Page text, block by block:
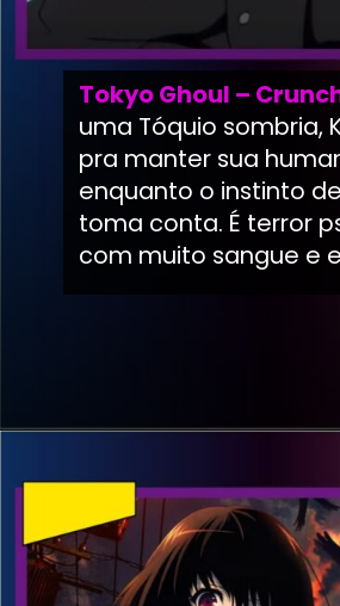
Tokyo Ghoul –
uma Tóquio sombria,
pra manter sua
enquanto o instinto
toma conta. É terror
com muito sangue e